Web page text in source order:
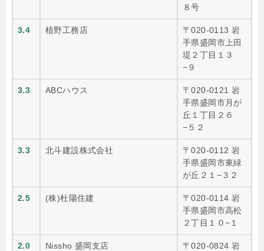
８号
3.4 植野工務店
〒020-0113 岩
手県盛岡市上田
堤２丁目１３
−９
3.3 ABCハウス
〒020-0121 岩
手県盛岡市月が
丘１丁目２６
−５２
3.3 北斗建設株式会社
〒020-0112 岩
手県盛岡市東緑
が丘２１−３２
2.5 (株)杜陽住建
〒020-0114 岩
手県盛岡市高松
２丁目１０−１
2.0 Nissho 盛岡支店
〒020-0824 岩